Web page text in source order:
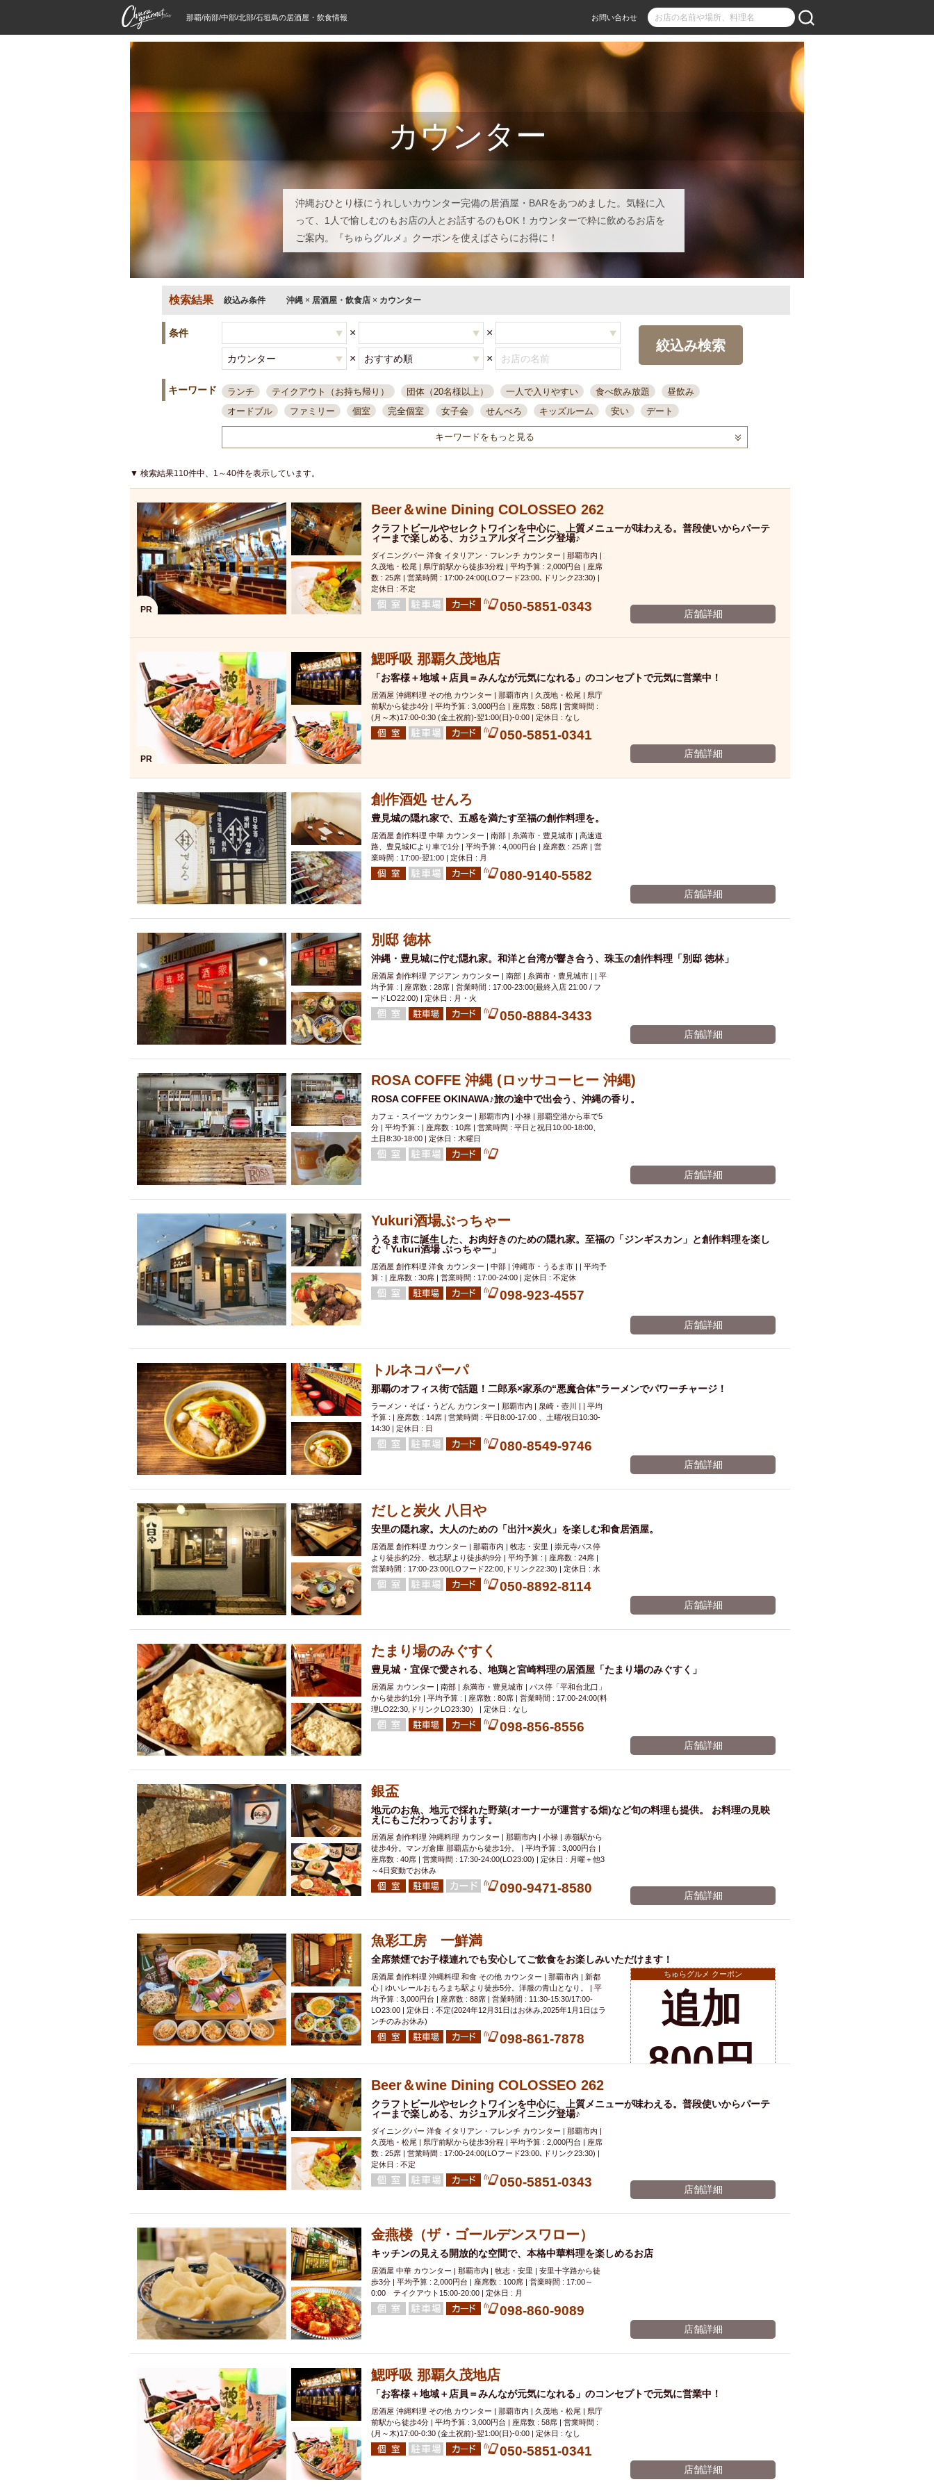
那覇/南部/中部/北部/石垣島の居酒屋・飲食情報 お問い合わせ
カウンター
沖縄おひとり様にうれしいカウンター完備の居酒屋・BARをあつめました。気軽に入
って、1人で愉しむのもお店の人とお話するのもOK！カウンターで粋に飲めるお店を
ご案内。『ちゅらグルメ』クーポンを使えばさらにお得に！
検索結果 絞込み条件 沖縄 × 居酒屋・飲食店 × カウンター
条件 × ×
× ×
絞込み検索
キーワード ランチ テイクアウト（お持ち帰り） 団体（20名様以上） 一人で入りやすい 食べ飲み放題
昼飲み
オードブル
ファミリー 個室 完全個室 女子会 せんべろ キッズルーム 安い
デート
一人飲み 誕生日 大人数
接待・会食
ちょい飲み コスパ最高 肉料理 模合 インスタ映え 座敷席 記念日 泡盛
喫煙可
結婚式二次会
朝まで営業
夜10時以降入店可
県産魚 焼鳥 忘年会コース レモンサワー 観光客に人気 大部屋30名
カウンター
貸切可
大部屋20名 落ち着いた空間 4000円台コース 合コン オリオンドラフト
カード可
厳選日本酒 鮮魚 大衆酒場 ノンアルコールビール ウィスキー テレビ 飲み会
掘りごたつ
3000円台コース
ピザ 焼酎
アサヒスーパードライ
県庁前駅周辺 大部屋40名 旭橋駅周辺 沖縄料理 スイーツ
大部屋50名以上～
オリオン 海ぶどう
ハッピーアワー
アグー豚 プレミアムモルツ 貝づくし 燻製料理
美栄橋駅周辺
マトン・ラム肉
洋食
アレルギー対応可能
牧志駅周辺 ペット同伴 ビアガーデン
ダイエット中におススメ
沖縄そば 串揚げ バレンタイン 立ち飲み 5000円以上コース 地中海料理
ソファー
激辛料理 石垣牛 アヒージョ アサヒ 割烹 女性専用トイレあり
ファーストフード
スペシャルディナー ホルモン(もつ) 炭火焼 ペイディ（給料日）
スクリーン
スペインバル・イタリアンバール 食べ放題 動物カフェ＆バー 屋富祖地区
ジンギスカン
カニ
カフェ ジビエ 安里駅周辺 イタリアン
古島駅周辺
餃子
キリン 分煙 少人数貸切(15名以下から) 島野菜 しゃぶしゃぶ パクチー 炉端焼き
ふぐ料理
ホッピー
焼肉 電気ブラン エビスビール ウェディング
マイク
サッポロ 昼宴会 イベリコ豚 山盛、メガ盛り つけ麺 日本そば
市立病院前駅周辺
中華 お好み焼き・もんじゃ オーガニック プレミアムフライデー
綺麗orお洒落なトイレ
ランチバイキング フルーツハイボール
クラフトビール
鉄板焼き 幹事様特典 おばんざい チーズタッカルビ 奥武山公園駅周辺
壺川駅周辺
秋限定メニュー
造形集団
ラクレット
赤嶺駅周辺 シードル 那覇空港駅周辺 儀保駅周辺
キーワードをもっと見る
▼ 検索結果110件中、1～40件を表示しています。
PR
Beer＆wine Dining COLOSSEO 262
クラフトビールやセレクトワインを中心に、上質メニューが味わえる。普段使いからパーテ
ィーまで楽しめる、カジュアルダイニング登場♪
ダイニングバー 洋食 イタリアン・フレンチ カウンター | 那覇市内 |
久茂地・松尾 | 県庁前駅から徒歩3分程 | 平均予算 : 2,000円台 | 座席
数 : 25席 | 営業時間 : 17:00-24:00(LOフード23:00､ドリンク23:30) |
定休日 : 不定
050-5851-0343 店舗詳細
PR
鰓呼吸 那覇久茂地店
「お客様＋地域＋店員＝みんなが元気になれる」のコンセプトで元気に営業中！
居酒屋 沖縄料理 その他 カウンター | 那覇市内 | 久茂地・松尾 | 県庁
前駅から徒歩4分 | 平均予算 : 3,000円台 | 座席数 : 58席 | 営業時間 :
(月～木)17:00-0:30 (金土祝前)‐翌1:00(日)‐0:00 | 定休日 : なし
050-5851-0341
店舗詳細
創作酒処 せんろ
豊見城の隠れ家で、五感を満たす至福の創作料理を。
居酒屋 創作料理 中華 カウンター | 南部 | 糸満市・豊見城市 | 高速道
路、豊見城ICより車で1分 | 平均予算 : 4,000円台 | 座席数 : 25席 | 営
業時間 : 17:00-翌1:00 | 定休日 : 月
080-9140-5582
店舗詳細
別邸 徳林
沖縄・豊見城に佇む隠れ家。和洋と台湾が響き合う、珠玉の創作料理「別邸 徳林」
居酒屋 創作料理 アジアン カウンター | 南部 | 糸満市・豊見城市 | | 平
均予算 : | 座席数 : 28席 | 営業時間 : 17:00-23:00(最終入店 21:00 / フ
ードLO22:00) | 定休日 : 月・火
050-8884-3433
店舗詳細
ROSA COFFE 沖縄 (ロッサコーヒー 沖縄)
ROSA COFFEE OKINAWA♪旅の途中で出会う、沖縄の香り。
カフェ・スイーツ カウンター | 那覇市内 | 小禄 | 那覇空港から車で5
分 | 平均予算 : | 座席数 : 10席 | 営業時間 : 平日と祝日10:00-18:00、
土日8:30-18:00 | 定休日 : 木曜日
店舗詳細
Yukuri酒場ぶっちゃー
うるま市に誕生した、お肉好きのための隠れ家。至福の「ジンギスカン」と創作料理を楽し
む「Yukuri酒場 ぶっちゃー」
居酒屋 創作料理 洋食 カウンター | 中部 | 沖縄市・うるま市 | | 平均予
算 : | 座席数 : 30席 | 営業時間 : 17:00-24:00 | 定休日 : 不定休
098-923-4557
店舗詳細
トルネコパーパ
那覇のオフィス街で話題！二郎系×家系の“悪魔合体”ラーメンでパワーチャージ！
ラーメン・そば・うどん カウンター | 那覇市内 | 泉崎・壺川 | | 平均
予算 : | 座席数 : 14席 | 営業時間 : 平日8:00-17:00 、土曜/祝日10:30-
14:30 | 定休日 : 日
080-8549-9746
店舗詳細
だしと炭火 八日や
安里の隠れ家。大人のための「出汁×炭火」を楽しむ和食居酒屋。
居酒屋 創作料理 カウンター | 那覇市内 | 牧志・安里 | 崇元寺バス停
より徒歩約2分、牧志駅より徒歩約9分 | 平均予算 : | 座席数 : 24席 |
営業時間 : 17:00-23:00(LOフード22:00,ドリンク22:30) | 定休日 : 水
050-8892-8114
店舗詳細
たまり場のみぐすく
豊見城・宜保で愛される、地鶏と宮崎料理の居酒屋「たまり場のみぐすく」
居酒屋 カウンター | 南部 | 糸満市・豊見城市 | バス停「平和台北口」
から徒歩約1分 | 平均予算 : | 座席数 : 80席 | 営業時間 : 17:00-24:00(料
理LO22:30,ドリンクLO23:30） | 定休日 : なし
098-856-8556
店舗詳細
銀盃
地元のお魚、地元で採れた野菜(オーナーが運営する畑)など旬の料理も提供。 お料理の見映
えにもこだわっております。
居酒屋 創作料理 沖縄料理 カウンター | 那覇市内 | 小禄 | 赤嶺駅から
徒歩4分。マンガ倉庫 那覇店から徒歩1分。 | 平均予算 : 3,000円台 |
座席数 : 40席 | 営業時間 : 17:30-24:00(LO23:00) | 定休日 : 月曜＋他3
～4日変動でお休み
090-9471-8580 店舗詳細
魚彩工房 一鮮満
全席禁煙でお子様連れでも安心してご飲食をお楽しみいただけます！
居酒屋 創作料理 沖縄料理 和食 その他 カウンター | 那覇市内 | 新都
心 | ゆいレールおもろまち駅より徒歩5分。洋服の青山となり。 | 平
均予算 : 3,000円台 | 座席数 : 88席 | 営業時間 : 11:30-15:30/17:00-
LO23:00 | 定休日 : 不定(2024年12月31日はお休み,2025年1月1日はラ
ンチのみお休み)
098-861-7878
ちゅらグルメ クーポン
追加
800円
で飲
題が
人→
ザ ド
Beer＆wine Dining COLOSSEO 262
クラフトビールやセレクトワインを中心に、上質メニューが味わえる。普段使いからパーテ
ィーまで楽しめる、カジュアルダイニング登場♪
ダイニングバー 洋食 イタリアン・フレンチ カウンター | 那覇市内 |
久茂地・松尾 | 県庁前駅から徒歩3分程 | 平均予算 : 2,000円台 | 座席
数 : 25席 | 営業時間 : 17:00-24:00(LOフード23:00､ドリンク23:30) |
定休日 : 不定
050-5851-0343 店舗詳細
金燕楼（ザ・ゴールデンスワロー）
キッチンの見える開放的な空間で、本格中華料理を楽しめるお店
居酒屋 中華 カウンター | 那覇市内 | 牧志・安里 | 安里十字路から徒
歩3分 | 平均予算 : 2,000円台 | 座席数 : 100席 | 営業時間 : 17:00～
0:00 テイクアウト15:00-20:00 | 定休日 : 月
098-860-9089
店舗詳細
鰓呼吸 那覇久茂地店
「お客様＋地域＋店員＝みんなが元気になれる」のコンセプトで元気に営業中！
居酒屋 沖縄料理 その他 カウンター | 那覇市内 | 久茂地・松尾 | 県庁
前駅から徒歩4分 | 平均予算 : 3,000円台 | 座席数 : 58席 | 営業時間 :
(月～木)17:00-0:30 (金土祝前)‐翌1:00(日)‐0:00 | 定休日 : なし
050-5851-0341
店舗詳細